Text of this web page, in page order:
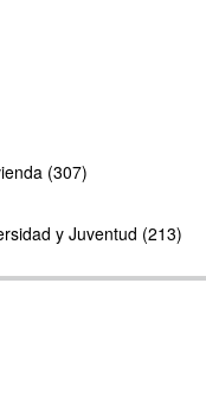
(307)
y Juventud (213)